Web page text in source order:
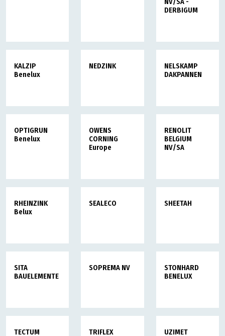
DERBIGUM
KALZIP
Benelux
NEDZINK
NELSKAMP
DAKPANNEN
OPTIGRUN
Benelux
OWENS
CORNING
Europe
RENOLIT
BELGIUM
NV/SA
RHEINZINK
Belux
SEALECO SHEETAH
SITA
BAUELEMENTE
SOPREMA NV
STONHARD
BENELUX
TECTUM
TRIFLEX UZIMET